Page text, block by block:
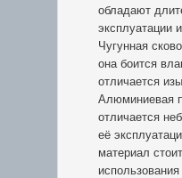
обладают
эксплуатации
Чугунная
она боится
отличается
Алюминиевая
отличается
её
материал